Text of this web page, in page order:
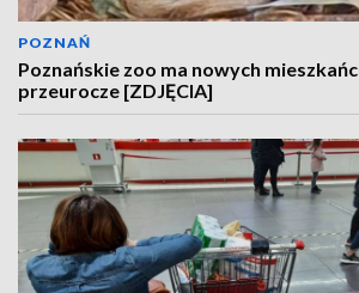
POZNAŃ
Poznańskie zoo ma nowych
przeurocze [ZDJĘCIA]